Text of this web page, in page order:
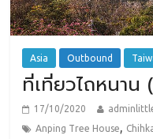
Asia Outbound
ที่เที่ยวไถหนาน
17/10/2020
Anping Tree House,